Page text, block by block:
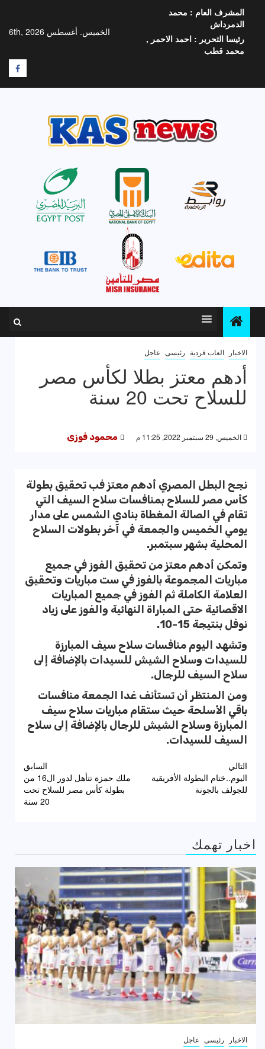
المحتوى
الخميس. أغسطس 6th, 2026
المشرف العام : محمد
الدمرداش
رئيسا التحرير : احمد الاحمر ,
محمد قطب
F
الاخبار العاب فردية رئيسى عاجل
أدهم معتز بطلا لكأس مصر
للسلاح تحت 20 سنة
الخميس, 29 سبتمبر 2022, 11:25 م محمود فوزى
نجح البطل المصري أدهم معتز فب تحقيق بطولة
كأس مصر للسلاح بمنافسات سلاح السيف التي
تقام في الصالة المغطاة بنادي الشمس على مدار
يومي الخميس والجمعة في آخر بطولات السلاح
المحلية بشهر سبتمبر.
وتمكن أدهم معتز من تحقيق الفوز في جميع
مباريات المجموعة بالفوز في ست مباريات وتحقيق
العلامة الكاملة ثم الفوز في جميع المباريات
الاقصائية حتى المباراة النهائية والفوز على زياد
نوفل بنتيجة 15-10.
وتشهد اليوم منافسات سلاح سيف المبارزة
للسيدات وسلاح الشيش للسيدات بالإضافة إلى
سلاح السيف للرجال.
ومن المنتظر أن تستأنف غدا الجمعة منافسات
باقي الأسلحة حيث ستقام مباريات سلاح سيف
المبارزة وسلاح الشيش للرجال بالإضافة إلى سلاح
السيف للسيدات.
تصفّح
المقالات
السابق
ملك حمزة تتأهل لدور ال16 من
بطولة كأس مصر للسلاح تحت
20 سنة
التالي
اليوم..ختام البطولة الأفريقية
للجولف بالجونة
اخبار تهمك
الاخبار رئيسى عاجل